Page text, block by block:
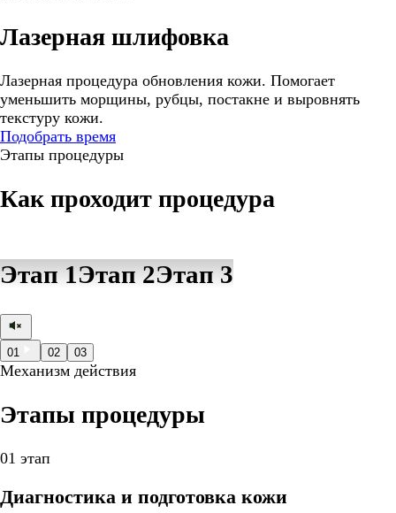
Лазерная шлифовка
Лазерная процедура обновления кожи. Помогает
уменьшить морщины, рубцы, постакне и выровнять
текстуру кожи.
Подобрать время
Этапы процедуры
Как проходит процедура
Этап 1Этап 2Этап 3
01 02 03
Механизм действия
Этапы процедуры
01 этап
Диагностика и подготовка кожи